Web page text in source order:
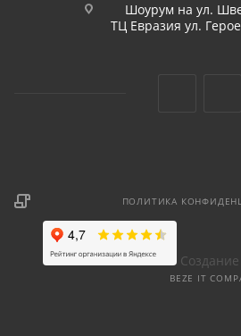
Шоурум на ул.
ТЦ Евразия ул.
ПОЛИТИКА
BEZE IT